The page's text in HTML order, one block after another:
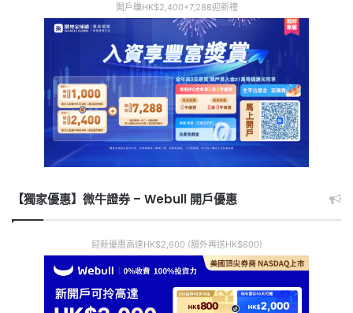
開戶賺HK$2,400+7,288迎新禮
【獨家優惠】微牛證券 – Webull 開戶優惠
迎新優惠高達HK$2,600 (額外再送HK$600)